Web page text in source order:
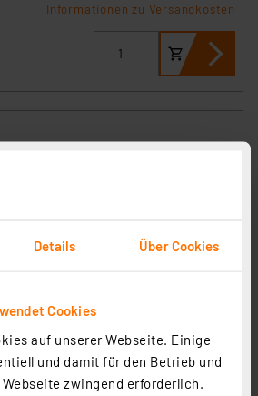
Details Über Cookies
Cookies
auf unserer Webseite. Einige
und damit für den Betrieb und
zwingend erforderlich.
Informationen zu Versandkosten
V